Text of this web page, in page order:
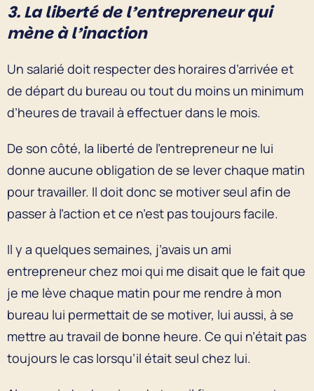
3. La liberté de l’entrepreneur qui
mène à l’inaction
Un salarié doit respecter des horaires d’arrivée et
de départ du bureau ou tout du moins un minimum
d’heures de travail à effectuer dans le mois.
De son côté, la liberté de l’entrepreneur ne lui
donne aucune obligation de se lever chaque matin
pour travailler. Il doit donc se motiver seul afin de
passer à l’action et ce n’est pas toujours facile.
Il y a quelques semaines, j’avais un ami
entrepreneur chez moi qui me disait que le fait que
je me lève chaque matin pour me rendre à mon
bureau lui permettait de se motiver, lui aussi, à se
mettre au travail de bonne heure. Ce qui n’était pas
toujours le cas lorsqu’il était seul chez lui.